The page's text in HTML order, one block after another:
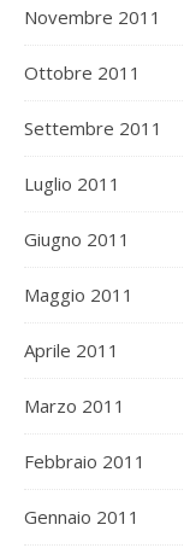
Novembre 2011
Ottobre 2011
Settembre 2011
Luglio 2011
Giugno 2011
Maggio 2011
Aprile 2011
Marzo 2011
Febbraio 2011
Gennaio 2011